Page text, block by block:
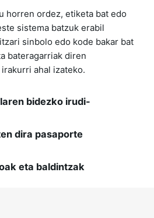
horren ordez, etiketa bat edo
sistema batzuk erabil
sinbolo edo kode bakar bat
bateragarriak diren
ahal izateko.
bidezko irudi-
dira pasaporte
eta baldintzak